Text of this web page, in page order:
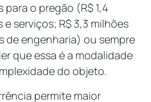
o pregão (R$ 1,4
serviços; R$ 3,3 milhões
de engenharia) ou sempre
que essa é a modalidade
do objeto.
permite maior